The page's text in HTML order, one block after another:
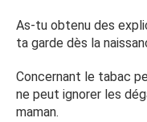
As-tu obtenu des
ta garde dès la
Concernant le tabac
ne peut ignorer les
maman.